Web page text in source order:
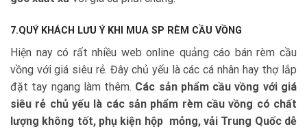
7.QUÝ KHÁCH LƯU Ý KHI MUA SP RÈM CẦU VỒNG
Hiện nay có rất nhiều web online quảng cáo bán rèm cầu
vồng với giá siêu rẻ. Đây chủ yếu là các cá nhân hay thợ lắp
đặt tay ngang làm thêm. Các sản phẩm cầu vồng với giá
siêu rẻ chủ yếu là các sản phẩm rèm cầu vồng có chất
lượng không tốt, phụ kiện hộp mỏng, vải Trung Quốc dễ